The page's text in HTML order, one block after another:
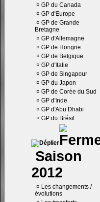
¤ GP du Canada
¤ GP d'Europe
¤ GP de Grande
Bretagne
¤ GP d'Allemagne
¤ GP de Hongrie
¤ GP de Belgique
¤ GP d'Italie
¤ GP de Singapour
¤ GP du Japon
¤ GP de Corée du Sud
¤ GP d'Inde
¤ GP d'Abu Dhabi
¤ GP du Brésil
Saison
2012
¤ Les changements /
évolutions